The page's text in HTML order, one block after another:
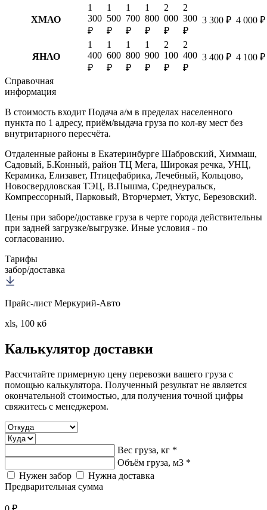
ХМАО
1
300
₽
1
500
₽
1
700
₽
1
800
₽
2
000
₽
2
300
₽
3 300 ₽ 4 000 ₽
ЯНАО
1
400
₽
1
600
₽
1
800
₽
1
900
₽
2
100
₽
2
400
₽
3 400 ₽ 4 100 ₽
Справочная
информация
В стоимость входит Подача а/м в пределах населенного
пункта по 1 адресу, приём/выдача груза по кол-ву мест без
внутритарного пересчёта.
Отдаленные районы в Екатеринбурге Шабровский, Химмаш,
Садовый, Б.Конный, район ТЦ Мега, Широкая речка, УНЦ,
Керамика, Елизавет, Птицефабрика, Лечебный, Кольцово,
Новосвердловская ТЭЦ, В.Пышма, Среднеуральск,
Компрессорный, Парковый, Вторчермет, Уктус, Березовский.
Цены при заборе/доставке груза в черте города действительны
при задней загрузке/выгрузке. Иные условия - по
согласованию.
Тарифы
забор/доставка
Прайс-лист Меркурий-Авто
xls, 100 кб
Калькулятор доставки
Рассчитайте примерную цену перевозки вашего груза с
помощью калькулятора. Полученный результат не является
окончательной стоимостью, для получения точной цифры
свяжитесь с менеджером.
Вес груза, кг *
Объём груза, м3 *
Нужен забор
Нужна доставка
Предварительная сумма